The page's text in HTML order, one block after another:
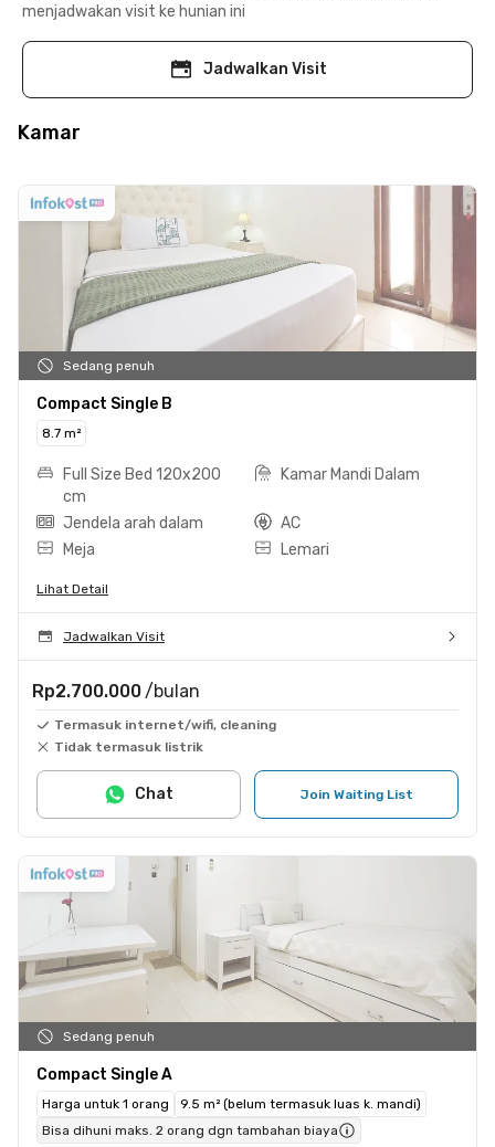
menjadwakan visit ke hunian ini
Jadwalkan Visit
Kamar
Sedang penuh
Compact Single B
8.7 m²
Full Size Bed 120x200
cm
Kamar Mandi Dalam
Jendela arah dalam
AC
Meja
Lemari
Lihat Detail
Jadwalkan Visit
Rp2.700.000 /bulan
Termasuk internet/wifi, cleaning
Tidak termasuk listrik
Join Waiting List
Chat
Sedang penuh
Compact Single A
Harga untuk 1 orang
9.5 m² (belum termasuk luas k. mandi)
Bisa dihuni maks. 2 orang dgn tambahan biaya